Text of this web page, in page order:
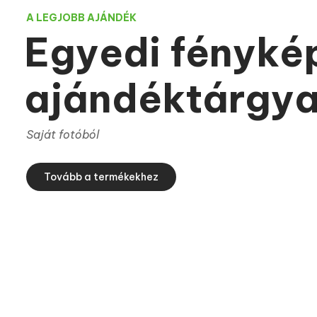
Egyedi fényké
ajándéktárgy
A LEGJOBB AJÁNDÉK
Saját fotóból
Tovább a termékekhez